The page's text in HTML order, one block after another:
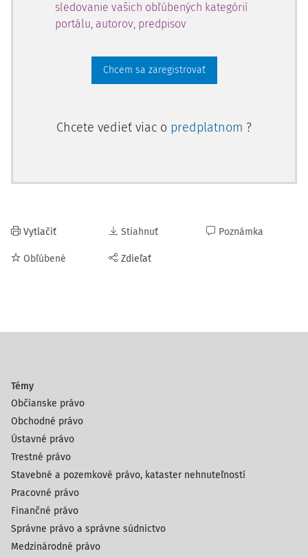
sledovanie vašich obľúbených kategórií
portálu, autorov, predpisov
Chcem sa zaregistrovať
Chcete vedieť viac o predplatnom ?
Vytlačiť
Obľúbené
Stiahnuť
Zdieľať
Poznámka
Témy
Občianske právo
Obchodné právo
Ústavné právo
Trestné právo
Stavebné a pozemkové právo, kataster nehnuteľností
Pracovné právo
Finančné právo
Správne právo a správne súdnictvo
Medzinárodné právo